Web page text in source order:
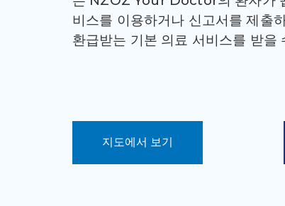
비스를 이용하거나 신고서를 제출
환급받는 기본 의료 서비스를 받을
지도에서 보기